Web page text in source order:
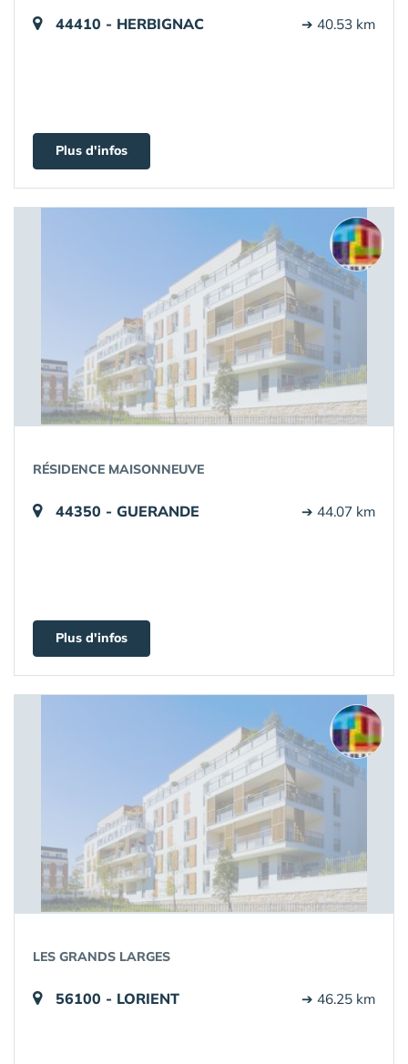
44410 - HERBIGNAC ➔ 40.53 km
Plus d'infos
RÉSIDENCE MAISONNEUVE
44350 - GUERANDE ➔ 44.07 km
Plus d'infos
LES GRANDS LARGES
56100 - LORIENT ➔ 46.25 km